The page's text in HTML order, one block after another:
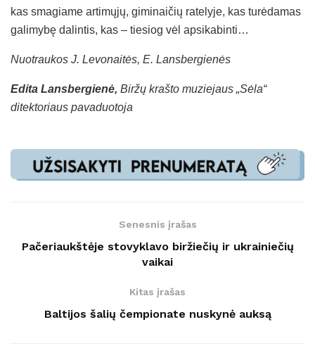
kas smagiame artimųjų, giminaičių ratelyje, kas turėdamas
galimybę dalintis, kas – tiesiog vėl apsikabinti…
Nuotraukos J. Levonaitės, E. Lansbergienės
Edita Lansbergienė, Biržų krašto muziejaus „Sėla“
ditektoriaus pavaduotoja
Senesnis įrašas
Pačeriaukštėje stovyklavo biržiečių ir ukrainiečių
vaikai
Kitas įrašas
Baltijos šalių čempionate nuskynė auksą